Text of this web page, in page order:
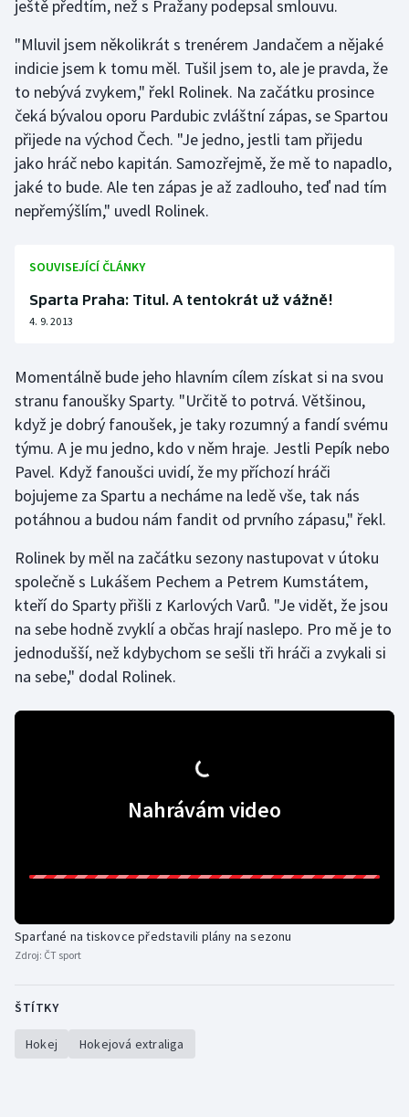
Jezdectví
Judo
Krasobruslení
Lezení
Moderní pětiboj
Olympijské hry
Parasport
Plavání
Plážový volejbal
Ragby
Rychlobruslení
Rychlostní kanoistika
Short track
Volejbal
ještě předtím, než s Pražany podepsal smlouvu.
"Mluvil jsem několikrát s trenérem Jandačem a nějaké
indicie jsem k tomu měl. Tušil jsem to, ale je pravda, že
to nebývá zvykem," řekl Rolinek. Na začátku prosince
čeká bývalou oporu Pardubic zvláštní zápas, se Spartou
přijede na východ Čech. "Je jedno, jestli tam přijedu
jako hráč nebo kapitán. Samozřejmě, že mě to napadlo,
jaké to bude. Ale ten zápas je až zadlouho, teď nad tím
nepřemýšlím," uvedl Rolinek.
SOUVISEJÍCÍ ČLÁNKY
Sparta Praha: Titul. A tentokrát už vážně!
4. 9. 2013
Momentálně bude jeho hlavním cílem získat si na svou
stranu fanoušky Sparty. "Určitě to potrvá. Většinou,
když je dobrý fanoušek, je taky rozumný a fandí svému
týmu. A je mu jedno, kdo v něm hraje. Jestli Pepík nebo
Pavel. Když fanoušci uvidí, že my příchozí hráči
bojujeme za Spartu a necháme na ledě vše, tak nás
potáhnou a budou nám fandit od prvního zápasu," řekl.
Rolinek by měl na začátku sezony nastupovat v útoku
společně s Lukášem Pechem a Petrem Kumstátem,
kteří do Sparty přišli z Karlových Varů. "Je vidět, že jsou
na sebe hodně zvyklí a občas hrají naslepo. Pro mě je to
jednodušší, než kdybychom se sešli tři hráči a zvykali si
na sebe," dodal Rolinek.
Nahrávám video
Sparťané na tiskovce představili plány na sezonu
Zdroj: ČT sport
ŠTÍTKY
Hokej Hokejová extraliga